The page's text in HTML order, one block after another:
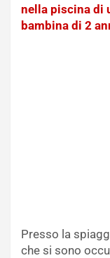
nella piscina di
bambina di 2
Presso la
che si sono